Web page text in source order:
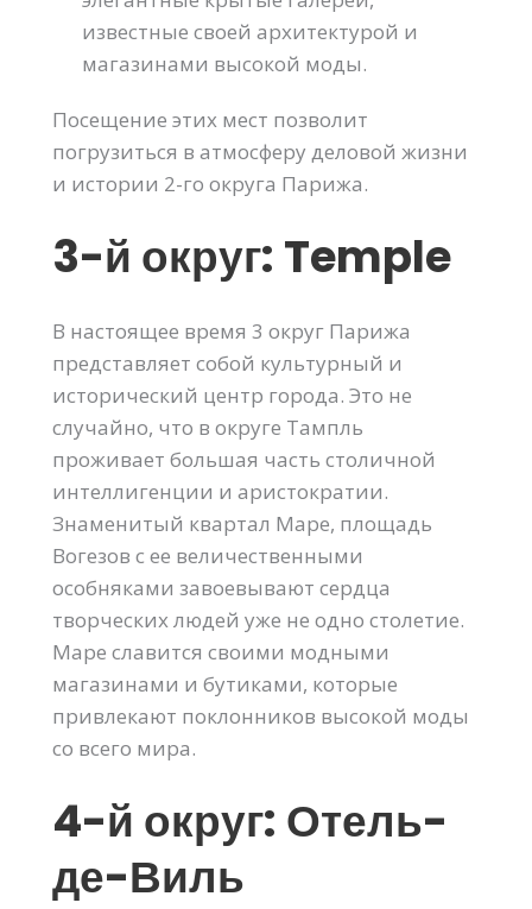
известные своей архитектурой и
магазинами высокой моды.
Посещение этих мест позволит
погрузиться в атмосферу деловой жизни
и истории 2-го округа Парижа.
3-й округ: Temple
В настоящее время 3 округ Парижа
представляет собой культурный и
исторический центр города. Это не
случайно, что в округе Тампль
проживает большая часть столичной
интеллигенции и аристократии.
Знаменитый квартал Маре, площадь
Вогезов с ее величественными
особняками завоевывают сердца
творческих людей уже не одно столетие.
Маре славится своими модными
магазинами и бутиками, которые
привлекают поклонников высокой моды
со всего мира.
4-й округ: Отель-
де-Виль